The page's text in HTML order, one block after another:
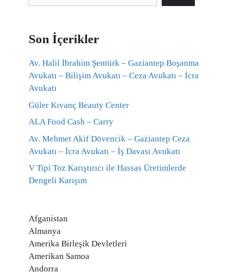
Son İçerikler
Av. Halil İbrahim Şentürk – Gaziantep Boşanma
Avukatı – Bilişim Avukatı – Ceza Avukatı – İcra
Avukatı
Güler Kıvanç Beauty Center
ALA Food Cash – Carry
Av. Mehmet Akif Dövencik – Gaziantep Ceza
Avukatı – İcra Avukatı – İş Davası Avukatı
V Tipi Toz Karıştırıcı ile Hassas Üretimlerde
Dengeli Karışım
Afganistan
Almanya
Amerika Birleşik Devletleri
Amerikan Samoa
Andorra